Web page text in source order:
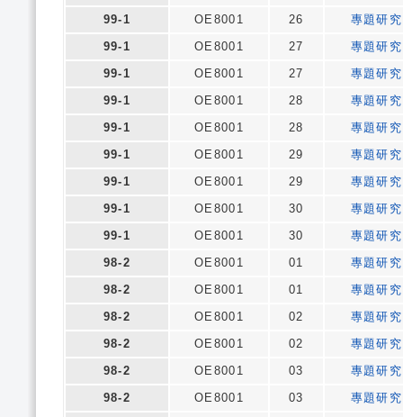
99-1
OE8001 26
專題研究
99-1
OE8001 27
專題研究
99-1
OE8001 27
專題研究
99-1
OE8001 28
專題研究
99-1
OE8001 28
專題研究
99-1
OE8001 29
專題研究
99-1
OE8001 29
專題研究
99-1
OE8001 30
專題研究
99-1
OE8001 30
專題研究
98-2
OE8001 01
專題研究
98-2
OE8001 01
專題研究
98-2
OE8001 02
專題研究
98-2
OE8001 02
專題研究
98-2
OE8001 03
專題研究
98-2
OE8001 03
專題研究